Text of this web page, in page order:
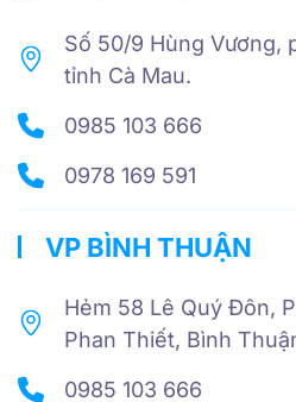
Số 50/9 Hùng Vương,
tỉnh Cà Mau.
0985 103 666
0978 169 591
VP BÌNH THUẬN
Hẻm 58 Lê Quý Đôn,
Phan Thiết, Bình
0985 103 666